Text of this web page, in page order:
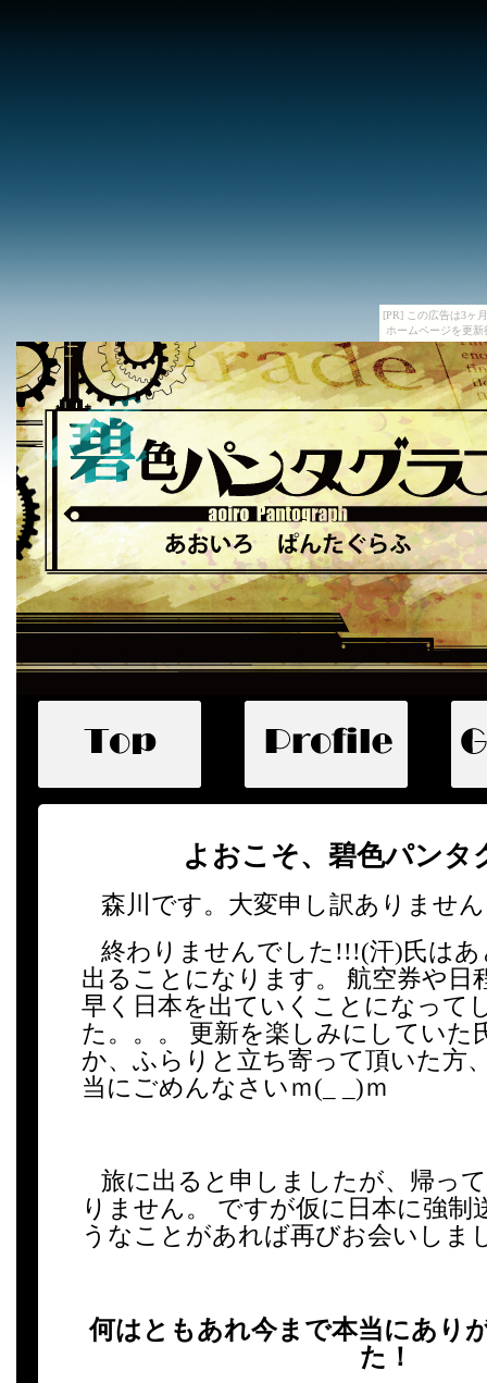
[PR] この広告は3ヶ
ホームページを更
よおこそ、碧色パンタ
森川です。大変申し訳ありませ
終わりませんでした!!!(汗)氏は
出ることになります。 航空券や日
早く日本を出ていくことになって
た。。。 更新を楽しみにしていた
か、ふらりと立ち寄って頂いた方
当にごめんなさいｍ(_ _)ｍ
旅に出ると申しましたが、帰っ
りません。 ですが仮に日本に強制
うなことがあれば再びお会いしま
何はともあれ今まで本当にあり
た！